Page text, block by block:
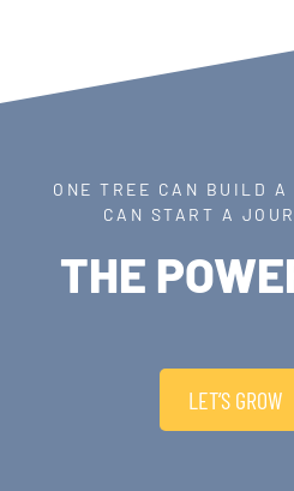
ONE TREE CAN BUILD A
CAN START A
THE
LET’S GROW